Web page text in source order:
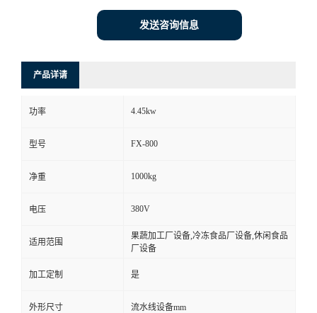
发送咨询信息
产品详请
功率 4.45kw
型号 FX-800
净重 1000kg
电压 380V
适用范围
果蔬加工厂设备,冷冻食品厂设备,休闲食品
厂设备
加工定制 是
外形尺寸 流水线设备mm